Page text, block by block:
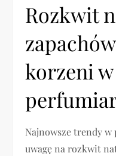
Rozkwit
korzeni w
Najnowsze trendy
uwagę na rozkwit